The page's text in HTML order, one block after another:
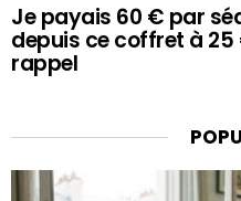
Je payais 60 € par
depuis ce coffret à
rappel